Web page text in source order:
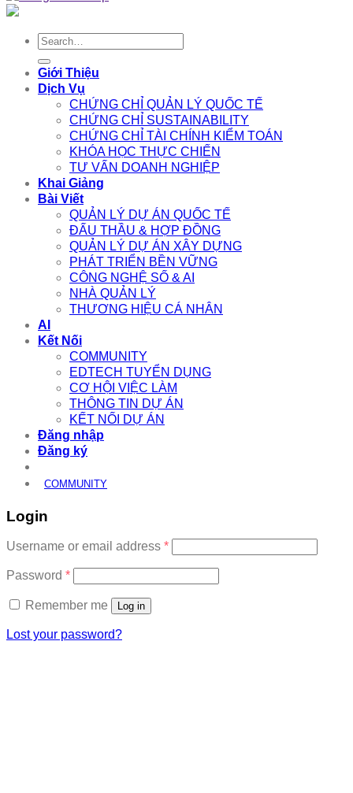
Search
Giới Thiệu
Dịch Vụ
CHỨNG CHỈ QUẢN LÝ QUỐC TẾ
CHỨNG CHỈ SUSTAINABILITY
CHỨNG CHỈ TÀI CHÍNH KIỂM TOÁN
KHÓA HỌC THỰC CHIẾN
TƯ VẤN DOANH NGHIỆP
Khai Giảng
Bài Viết
QUẢN LÝ DỰ ÁN QUỐC TẾ
ĐẤU THẦU & HỢP ĐỒNG
QUẢN LÝ DỰ ÁN XÂY DỰNG
PHÁT TRIỂN BỀN VỮNG
CÔNG NGHỆ SỐ & AI
NHÀ QUẢN LÝ
THƯƠNG HIỆU CÁ NHÂN
AI
Kết Nối
COMMUNITY
EDTECH TUYỂN DỤNG
CƠ HỘI VIỆC LÀM
THÔNG TIN DỰ ÁN
KẾT NỐI DỰ ÁN
Đăng nhập
Đăng ký
COMMUNITY
Login
Username or email address *Required
Password *Required
Remember me Log in
Lost your password?